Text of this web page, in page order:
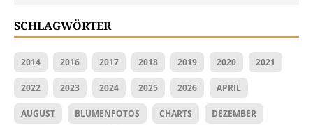
SCHLAGWÖRTER
2014 2016 2017 2018 2019 2020 2021
2022 2023 2024 2025 2026 APRIL
AUGUST BLUMENFOTOS CHARTS DEZEMBER